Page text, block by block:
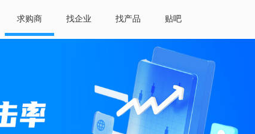
求购商 找企业 找产品 贴吧